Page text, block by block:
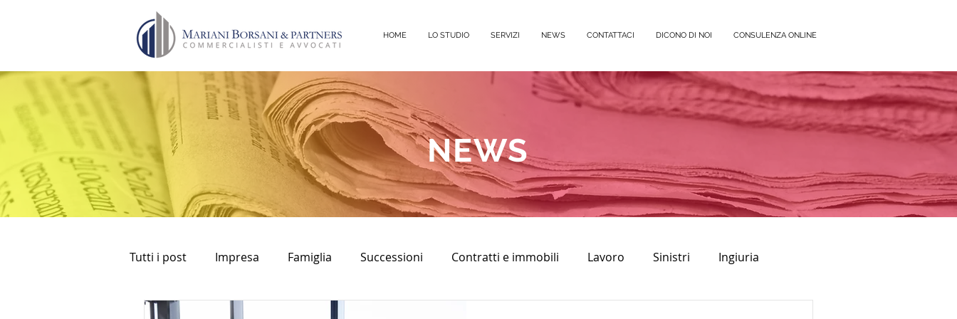
HOME LO STUDIO SERVIZI NEWS CONTATTACI DICONO DI NOI CONSULENZA ONLINE
NEWS
Tutti i post Impresa Famiglia Successioni Contratti e immobili Lavoro Sinistri Ingiuria
bancomat